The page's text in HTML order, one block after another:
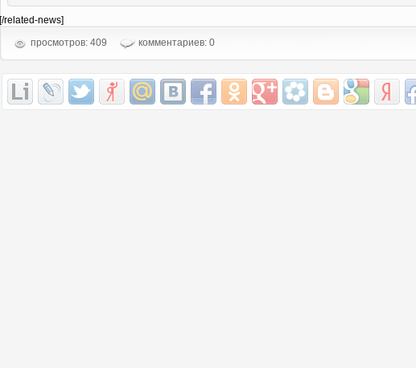
[/related-news]
просмотров: 409
комментариев: 0